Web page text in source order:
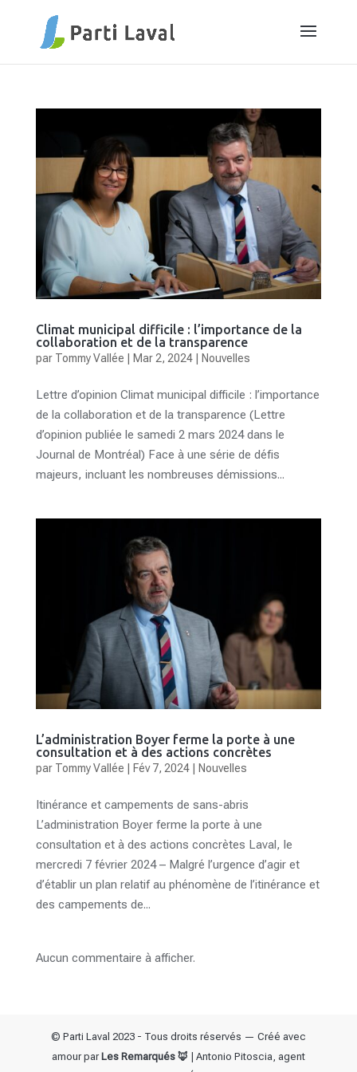
Climat municipal difficile : l’importance de la
collaboration et de la transparence
par Tommy Vallée Mar 2, 2024| Nouvelles
Lettre d’opinion Climat municipal difficile : l’importance
de la collaboration et de la transparence (Lettre
d’opinion publiée le samedi 2 mars 2024 dans le
Journal de Montréal) Face à une série de défis
majeurs, incluant les nombreuses démissions...
L’administration Boyer ferme la porte à une
consultation et à des actions concrètes
par Tommy Vallée Fév 7, 2024| Nouvelles
Itinérance et campements de sans-abris
L’administration Boyer ferme la porte à une
consultation et à des actions concrètes Laval, le
mercredi 7 février 2024 – Malgré l’urgence d’agir et
d’établir un plan relatif au phénomène de l’itinérance et
des campements de...
Aucun commentaire à afficher.
© Parti Laval 2023 - Tous droits réservés — Créé avec
amour par Les Remarqués 🦊 | Antonio Pitoscia, agent